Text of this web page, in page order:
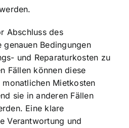
Abschluss des
Bedingungen
und Reparaturkosten zu
Fällen können diese
Mietkosten
sie in anderen Fällen
Eine klare
Verantwortung und